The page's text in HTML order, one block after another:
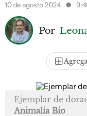
10 de agosto 2024
Por
Ejemplar de
Animalia Bio